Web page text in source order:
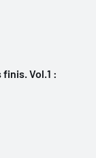
Vol.1 :